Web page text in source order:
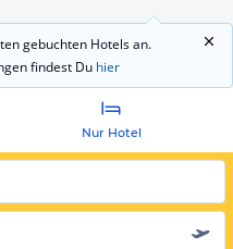
gebuchten Hotels an.
findest Du hier
Nur Hotel